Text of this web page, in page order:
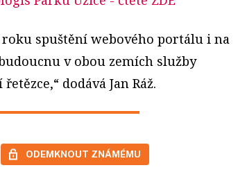
roku spuštění webového portálu i na
v obou zemích služby
dodává Jan Ráž.
ODEMKNOUT ZNÁMÉMU